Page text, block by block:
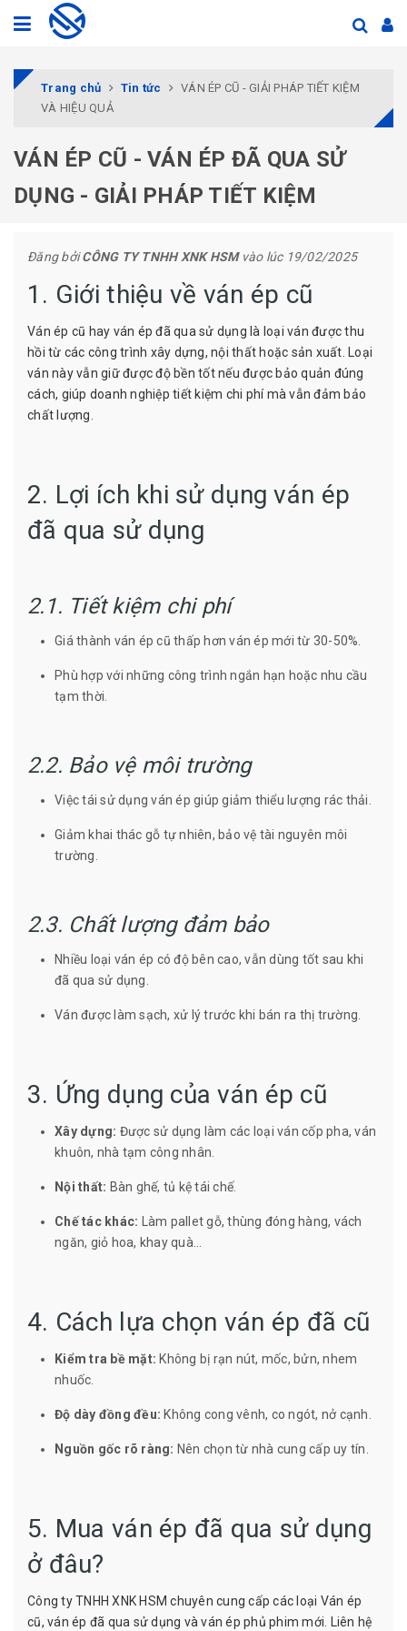
Trang chủ Tin tức
VÁN ÉP CŨ - GIẢI PHÁP TIẾT KIỆM
VÀ HIỆU QUẢ
VÁN ÉP CŨ - VÁN ÉP ĐÃ QUA SỬ
DỤNG - GIẢI PHÁP TIẾT KIỆM
Đăng bởiCÔNG TY TNHH XNK HSMvào lúc 19/02/2025
1. Giới thiệu về ván ép cũ
Ván ép cũ hay ván ép đã qua sử dụng là loại ván được thu
hồi từ các công trình xây dựng, nội thất hoặc sản xuất. Loại
ván này vẫn giữ được độ bền tốt nếu được bảo quản đúng
cách, giúp doanh nghiệp tiết kiệm chi phí mà vẫn đảm bảo
chất lượng.
2. Lợi ích khi sử dụng ván ép
đã qua sử dụng
2.1. Tiết kiệm chi phí
Giá thành ván ép cũ thấp hơn ván ép mới từ 30-50%.
Phù hợp với những công trình ngắn hạn hoặc nhu cầu
tạm thời.
2.2. Bảo vệ môi trường
Việc tái sử dụng ván ép giúp giảm thiểu lượng rác thải.
Giảm khai thác gỗ tự nhiên, bảo vệ tài nguyên môi
trường.
2.3. Chất lượng đảm bảo
Nhiều loại ván ép có độ bên cao, vẫn dùng tốt sau khi
đã qua sử dụng.
Ván được làm sạch, xử lý trước khi bán ra thị trường.
3. Ứng dụng của ván ép cũ
Xây dựng: Được sử dụng làm các loại ván cốp pha, ván
khuôn, nhà tạm công nhân.
Nội thất: Bàn ghế, tủ kệ tái chế.
Chế tác khác: Làm pallet gỗ, thùng đóng hàng, vách
ngăn, giỏ hoa, khay quà...
4. Cách lựa chọn ván ép đã cũ
Kiểm tra bề mặt: Không bị rạn nút, mốc, bửn, nhem
nhuốc.
Độ dày đồng đều: Không cong vênh, co ngót, nở cạnh.
Nguồn gốc rõ ràng: Nên chọn từ nhà cung cấp uy tín.
5. Mua ván ép đã qua sử dụng
ở đâu?
Công ty TNHH XNK HSM chuyên cung cấp các loại Ván ép
cũ, ván ép đã qua sử dụng vàván ép phủ phim mới . Liên hệ